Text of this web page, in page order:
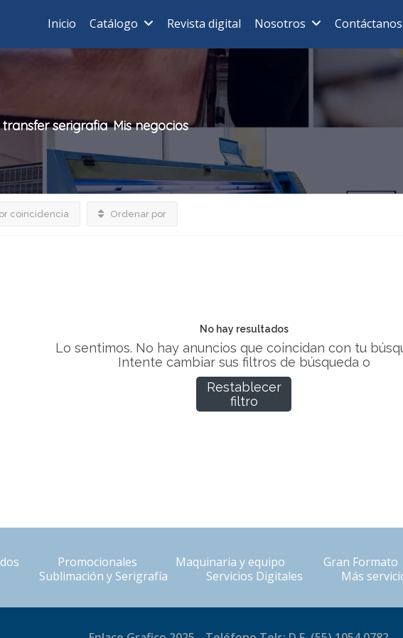
Inicio Catálogo Revista digital Nosotros Contáctanos
transfer serigrafia Mis negocios
coincidencia Ordenar por
No hay resultados
Lo sentimos. No hay anuncios que coincidan con tu
Intente cambiar sus filtros de búsqueda o
Restablecer
filtro
Promocionales Maquinaria y equipo Gran Formato
Sublimación y Serigrafía
Servicios Digitales Más